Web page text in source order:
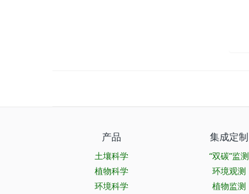
产品
土壤科学
植物科学
环境科学
集成定制
“双碳”监测
环境观测
植物监测